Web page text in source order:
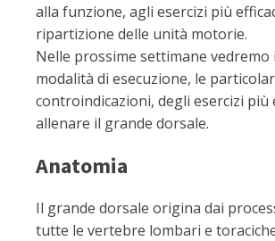
alla funzione, agli esercizi più
ripartizione delle unità motorie.
Nelle prossime settimane vedremo
modalità di esecuzione, le
controindicazioni, degli esercizi più
allenare il grande dorsale.
Anatomia
Il grande dorsale origina dai
tutte le vertebre lombari e